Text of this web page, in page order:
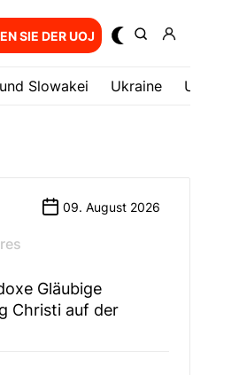
SIE DER UOJ
Slowakei Ukrainе USA
09. August 2026
Gläubige
Christi auf der